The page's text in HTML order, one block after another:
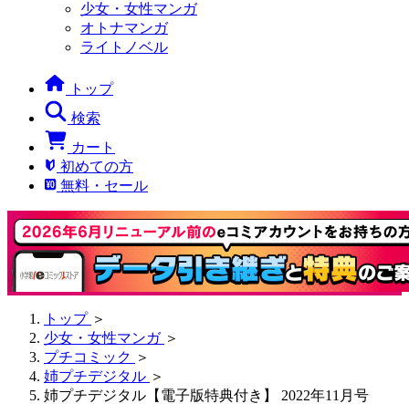
少女・女性マンガ
オトナマンガ
ライトノベル
トップ
検索
カート
初めての方
無料・セール
トップ ＞
少女・女性マンガ ＞
プチコミック ＞
姉プチデジタル ＞
姉プチデジタル【電子版特典付き】 2022年11月号